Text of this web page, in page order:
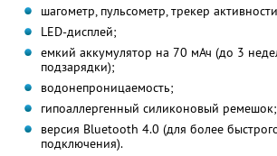
шагометр, пульсометр, трекер
LED-дисплей;
емкий аккумулятор на 70 мАч (до 3
подзарядки);
водонепроницаемость;
гипоаллергенный силиконовый ремешок;
версия Bluetooth 4.0 (для более
подключения).